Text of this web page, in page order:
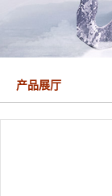
产品展厅